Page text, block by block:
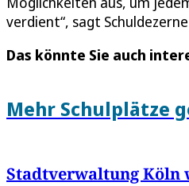
verdient“, sagt
Das könnte Sie auch
Mehr Schulplätze
Stadtverwaltung Köln